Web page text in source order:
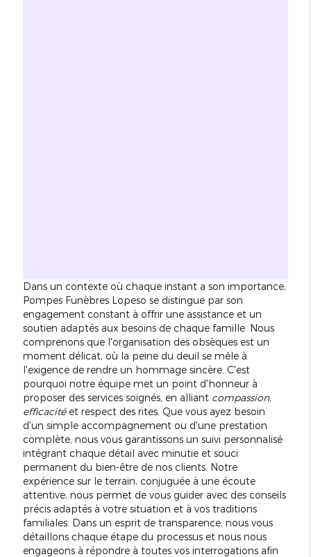
Dans un contexte où chaque instant a son importance,
Pompes Funèbres Lopeso se distingue par son
engagement constant à offrir une assistance et un
soutien adaptés aux besoins de chaque famille. Nous
comprenons que l'organisation des obsèques est un
moment délicat, où la peine du deuil se mêle à
l'exigence de rendre un hommage sincère. C'est
pourquoi notre équipe met un point d'honneur à
proposer des services soignés, en alliant compassion,
efficacitéet respect des rites. Que vous ayez besoin
d'un simple accompagnement ou d'une prestation
complète, nous vous garantissons un suivi personnalisé
intégrant chaque détail avec minutie et souci
permanent du bien-être de nos clients. Notre
expérience sur le terrain, conjuguée à une écoute
attentive, nous permet de vous guider avec des conseils
précis adaptés à votre situation et à vos traditions
familiales. Dans un esprit de transparence, nous vous
détaillons chaque étape du processus et nous nous
engageons à répondre à toutes vos interrogations afin